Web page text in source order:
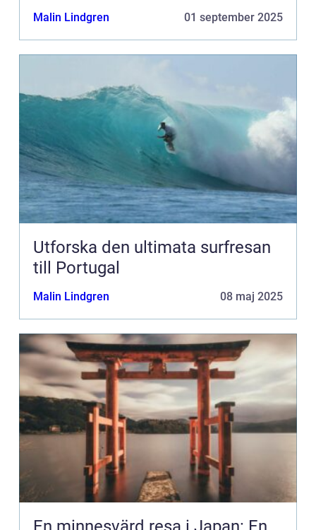
Malin Lindgren 01 september 2025
Utforska den ultimata surfresan
till Portugal
Malin Lindgren 08 maj 2025